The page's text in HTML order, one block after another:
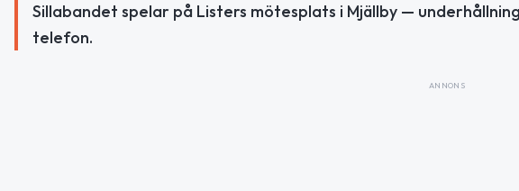
Sillabandet spelar på Listers mötesplats i Mjällby —
telefon.
ANNONS